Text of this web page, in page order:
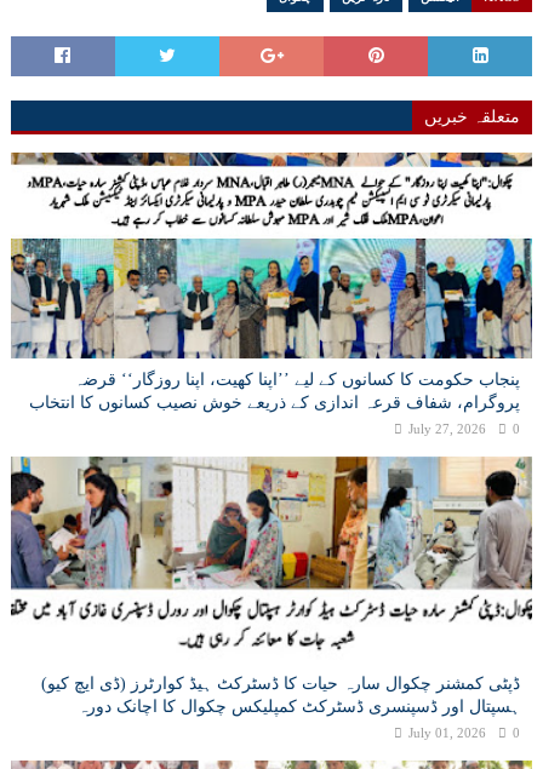
متعلقہ خبریں
پنجاب حکومت کا کسانوں کے لیے ’’اپنا کھیت، اپنا روزگار‘‘ قرضہ
پروگرام، شفاف قرعہ اندازی کے ذریعے خوش نصیب کسانوں کا انتخاب
July 27, 2026 0
ڈپٹی کمشنر چکوال سارہ حیات کا ڈسٹرکٹ ہیڈ کوارٹرز (ڈی ایچ کیو)
ہسپتال اور ڈسپنسری ڈسٹرکٹ کمپلیکس چکوال کا اچانک دورہ
July 01, 2026 0